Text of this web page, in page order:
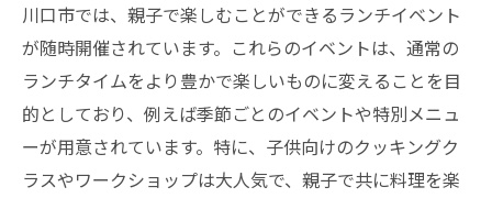
川口市では、親子で楽しむことができるランチイベント
が随時開催されています。これらのイベントは、通常の
ランチタイムをより豊かで楽しいものに変えることを目
的としており、例えば季節ごとのイベントや特別メニュ
ーが用意されています。特に、子供向けのクッキングク
ラスやワークショップは大人気で、親子で共に料理を楽